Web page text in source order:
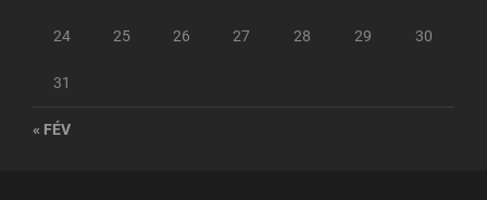
24 25 26 27 28 29 30
31
« FÉV